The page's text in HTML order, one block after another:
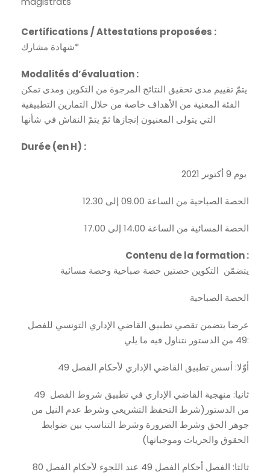
Certifications / Attestations proposées :
شهادة مشارك*
Modalités d’évaluation :
يتمّ تقييم مدى تحقيق النتائج المرجوة من التكوين ومدى تمكن
الفئة المعنية من الأهداف خاصة من خلال التمارين التطبيقية
التي يتولى المعنيون إنجازها ثمّ يتمّ النقاش في شأنها
Durée (en H) :
الحصة الصباحية من الساعة 09.00 إلى 12.30
الحصة المسائية من الساعة 14.00 إلى 17.00
Contenu de la formation :
يتضمّن التكوين حصتين حصة صباحية وحصة مسائية
الحصة الصباحية
49 من الدستور نتناول فيه ما يلي:
أوّلا: أسس تطبيق القاضي الإداري لأحكام الفصل 49
ثانيا: منهجية القاضي الإداري في تطبيق شروط الفصل 49
من الدستور(شرط التحفظ التشريعي وشرط عدم النيل من
جوهر الحق وشرط الضرورة وشرط التناسب بين ضوابط
الحقوق والحريات وموجباتها)
ثالثا: الفصل أحكام الفصل 49 عند اللجوء لأحكام الفصل 80